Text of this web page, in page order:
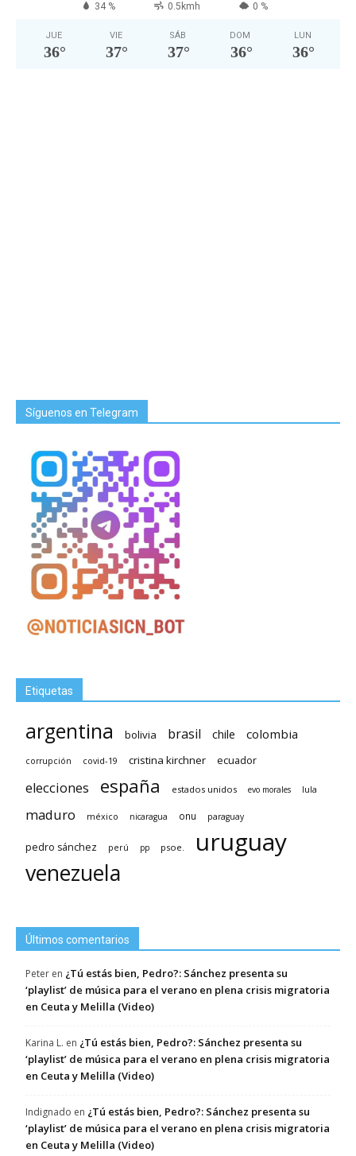
34 % 0.5kmh 0 %
JUE
36°
VIE
37°
SÁB
37°
DOM
36°
LUN
36°
Síguenos en Telegram
Etiquetas
argentina bolivia brasil chile colombia
corrupción covid-19 cristina kirchner ecuador
elecciones españa estados unidos evo morales lula
maduro méxico nicaragua onu paraguay
pedro sánchez perú pp psoe. uruguay
venezuela
Últimos comentarios
Peter en ¿Tú estás bien, Pedro?: Sánchez presenta su
‘playlist’ de música para el verano en plena crisis migratoria
en Ceuta y Melilla (Video)
Karina L. en ¿Tú estás bien, Pedro?: Sánchez presenta su
‘playlist’ de música para el verano en plena crisis migratoria
en Ceuta y Melilla (Video)
Indignado en ¿Tú estás bien, Pedro?: Sánchez presenta su
‘playlist’ de música para el verano en plena crisis migratoria
en Ceuta y Melilla (Video)